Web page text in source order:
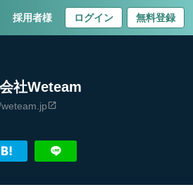
採用者様 ログイン 無料登録
社Weteam